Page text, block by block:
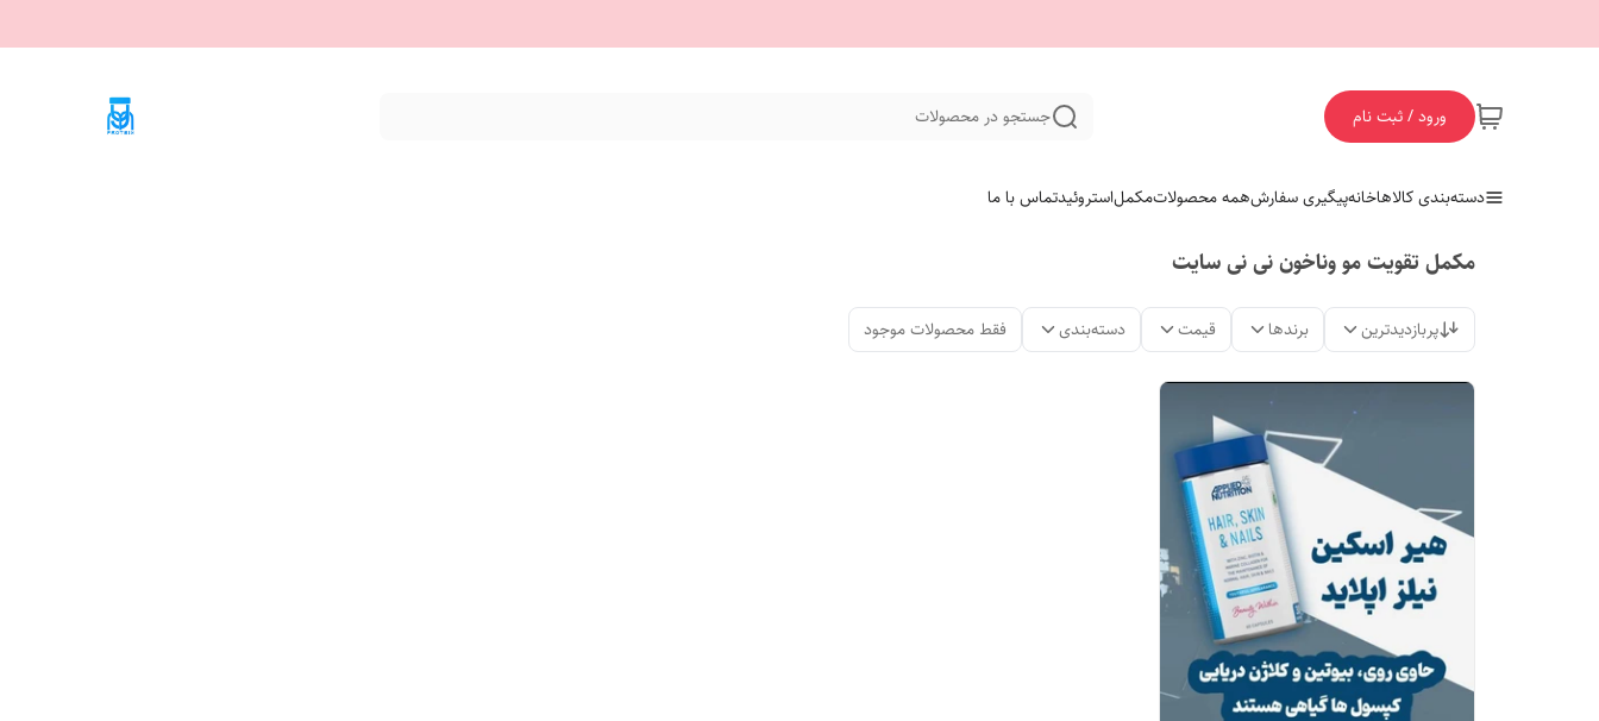
ورود / ثبت نام جستجو در محصولات
دسته‌بندی کالاهاخانهپیگیری سفارشهمه محصولاتمکملاستروئیدتماس با ما
مکمل تقویت مو وناخون نی نی سایت
پربازدیدترین برندها قیمت دسته‌بندی فقط محصولات موجود